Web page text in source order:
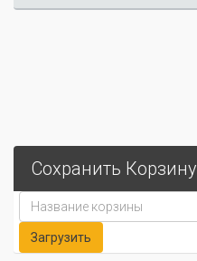
Сохранить Корзину